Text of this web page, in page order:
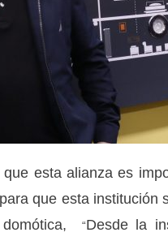
esta alianza es
que esta
“Desde la